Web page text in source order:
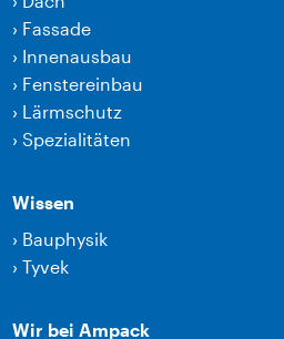
› Fassade
› Innenausbau
› Fenstereinbau
› Lärmschutz
›Spezialitäten
Wissen
› Bauphysik
›Tyvek
Wir bei Ampack